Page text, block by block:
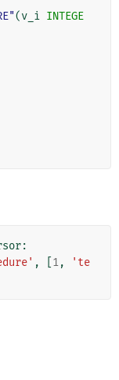
(v_i INTEGE
:
, 1,
'te